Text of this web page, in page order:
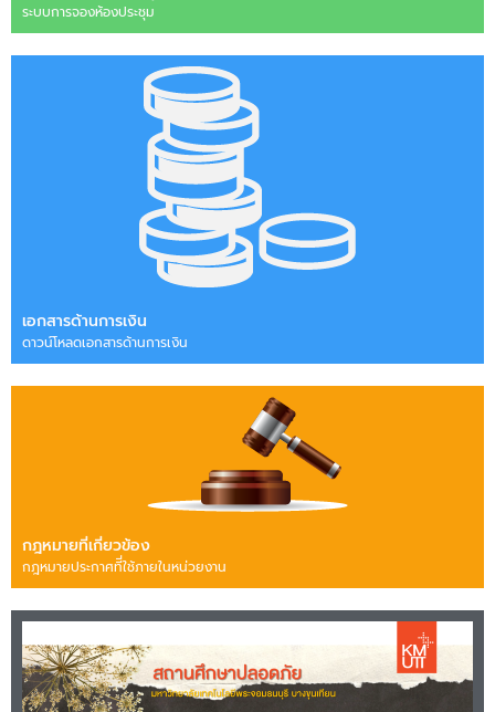
ระบบการจองห้องประชุม
เอกสารด้านการเงิน
ดาวน์โหลดเอกสารด้านการเงิน
กฎหมายที่เกี่ยวข้อง
กฎหมายประกาศทีี่ใช้ภายในหน่วยงาน